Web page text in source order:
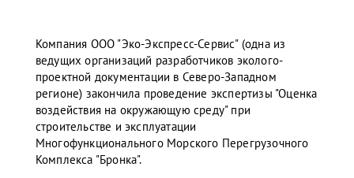
Компания ООО "Эко-Экспресс-Сервис" (одна из
ведущих организаций разработчиков эколого-
проектной документации в Северо-Западном
регионе) закончила проведение экспертизы "Оценка
воздействия на окружающую среду" при
строительстве и эксплуатации
Многофункционального Морского Перегрузочного
Комплекса "Бронка".